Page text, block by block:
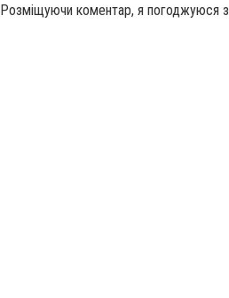
Розміщуючи коментар, я погоджуюся з